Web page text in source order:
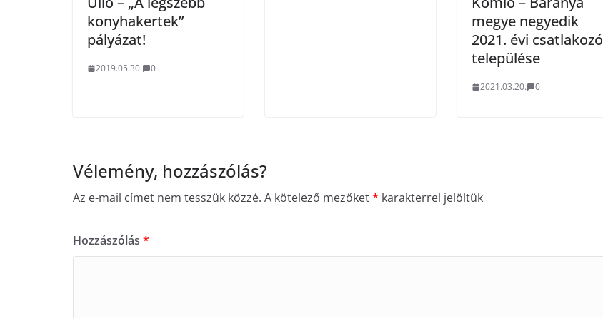
konyhakertek”
pályázat!
2019.05.30. 0
megye negyedik
2021. évi csatlakozó
települése
2021.03.20. 0
Vélemény, hozzászólás?
Az e-mail címet nem tesszük közzé. A kötelező mezőket* karakterrel jelöltük
Hozzászólás *